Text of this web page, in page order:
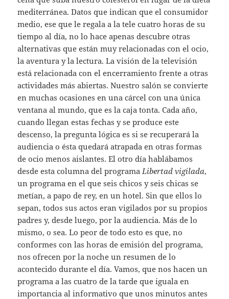
mediterránea. Datos que indican que el consumidor
medio, ese que le regala a la tele cuatro horas de su
tiempo al día, no lo hace apenas descubre otras
alternativas que están muy relacionadas con el ocio,
la aventura y la lectura. La visión de la televisión
está relacionada con el encerramiento frente a otras
actividades más abiertas. Nuestro salón se convierte
en muchas ocasiones en una cárcel con una única
ventana al mundo, que es la caja tonta. Cada año,
cuando llegan estas fechas y se produce este
descenso, la pregunta lógica es si se recuperará la
audiencia o ésta quedará atrapada en otras formas
de ocio menos aislantes. El otro día hablábamos
desde esta columna del programa Libertad vigilada,
un programa en el que seis chicos y seis chicas se
metían, a papo de rey, en un hotel. Sin que ellos lo
sepan, todos sus actos eran vigilados por su propios
padres y, desde luego, por la audiencia. Más de lo
mismo, o sea. Lo peor de todo esto es que, no
conformes con las horas de emisión del programa,
nos ofrecen por la noche un resumen de lo
acontecido durante el día. Vamos, que nos hacen un
programa a las cuatro de la tarde que iguala en
importancia al informativo que unos minutos antes